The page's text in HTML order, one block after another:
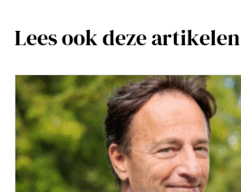
Lees ook deze artikelen